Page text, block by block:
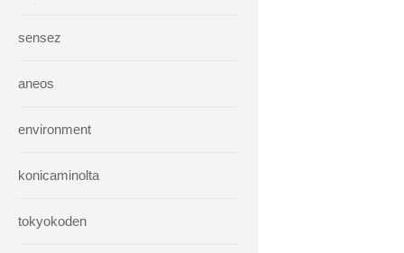
sensez
aneos
environment
konicaminolta
tokyokoden